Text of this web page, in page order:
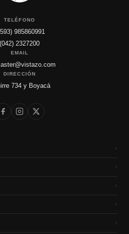
TELÉFONO
985860991
(042) 2327200
EMAIL
DIRECCIÓN
734 y Boyacá
›
›
›
›
›